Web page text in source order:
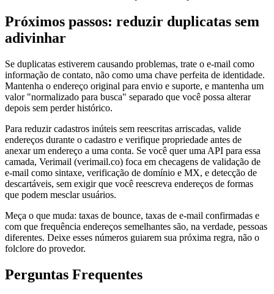
Próximos passos: reduzir duplicatas sem
adivinhar
Se duplicatas estiverem causando problemas, trate o e-mail como
informação de contato, não como uma chave perfeita de identidade.
Mantenha o endereço original para envio e suporte, e mantenha um
valor "normalizado para busca" separado que você possa alterar
depois sem perder histórico.
Para reduzir cadastros inúteis sem reescritas arriscadas, valide
endereços durante o cadastro e verifique propriedade antes de
anexar um endereço a uma conta. Se você quer uma API para essa
camada, Verimail (verimail.co) foca em checagens de validação de
e-mail como sintaxe, verificação de domínio e MX, e detecção de
descartáveis, sem exigir que você reescreva endereços de formas
que podem mesclar usuários.
Meça o que muda: taxas de bounce, taxas de e-mail confirmadas e
com que frequência endereços semelhantes são, na verdade, pessoas
diferentes. Deixe esses números guiarem sua próxima regra, não o
folclore do provedor.
Perguntas Frequentes